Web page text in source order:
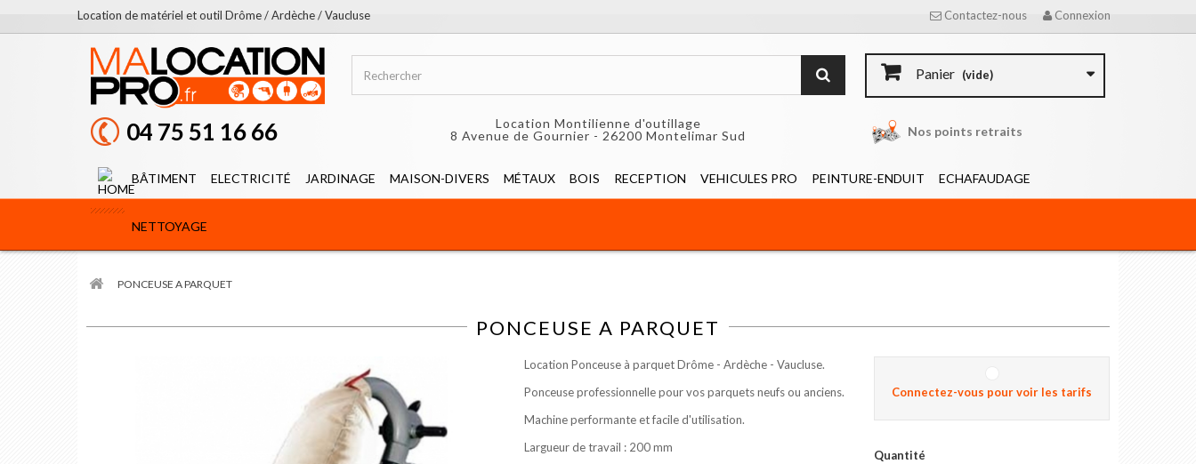
Connexion
Contactez-nous
Location de matériel et outil Drôme / Ardèche / Vaucluse
Panier (vide)
04 75 51 16 66
Location Montilienne d'outillage
8 Avenue de Gournier - 26200 Montelimar Sud
Nos points retraits
BÂTIMENT ELECTRICITÉ JARDINAGE MAISON-DIVERS MÉTAUX BOIS RECEPTION VEHICULES PRO PEINTURE-ENDUIT ECHAFAUDAGE
NETTOYAGE
PONCEUSE A PARQUET
PONCEUSE A PARQUET
Location Ponceuse à parquet Drôme - Ardèche - Vaucluse.
Ponceuse professionnelle pour vos parquets neufs ou anciens.
Machine performante et facile d'utilisation.
Largueur de travail : 200 mm
Connectez-vous pour voir les tarifs
Quantité